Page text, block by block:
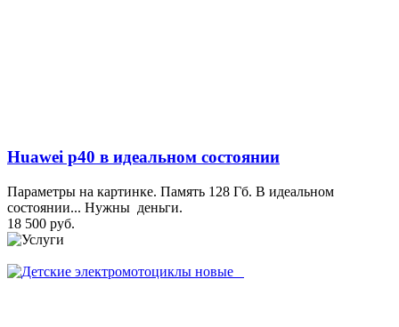
Huawei p40 в идеальном состоянии
Параметры на картинке. Память 128 Гб. В идеальном
состоянии... Нужны деньги.
18 500 руб.